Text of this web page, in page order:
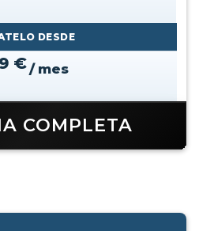
DESDE
€/ mes
COMPLETA